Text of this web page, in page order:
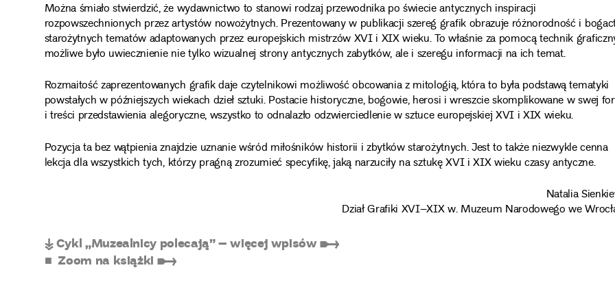
Można śmiało stwierdzić, że wydawnictwo to stanowi rodzaj przewodnika po świecie antycznych inspiracji
rozpowszechnionych przez artystów nowożytnych. Prezentowany w publikacji szereg grafik obrazuje różnorodność i
starożytnych tematów adaptowanych przez europejskich mistrzów XVI i XIX wieku. To właśnie za pomocą technik
możliwe było uwiecznienie nie tylko wizualnej strony antycznych zabytków, ale i szeregu informacji na ich temat.
Rozmaitość zaprezentowanych grafik daje czytelnikowi możliwość obcowania z mitologią, która to była podstawą tematyki
powstałych w późniejszych wiekach dzieł sztuki. Postacie historyczne, bogowie, herosi i wreszcie skomplikowane w swej
i treści przedstawienia alegoryczne, wszystko to odnalazło odzwierciedlenie w sztuce europejskiej XVI i XIX wieku.
Pozycja ta bez wątpienia znajdzie uznanie wśród miłośników historii i zbytków starożytnych. Jest to także niezwykle cenna
lekcja dla wszystkich tych, którzy pragną zrozumieć specyfikę, jaką narzuciły na sztukę XVI i XIX wieku czasy antyczne.
Natalia
Dział Grafiki XVI–XIX w. Muzeum Narodowego we
↡ Cykl „Muzealnicy polecają” – więcej wpisów ➸
■ Zoom na książki ➸